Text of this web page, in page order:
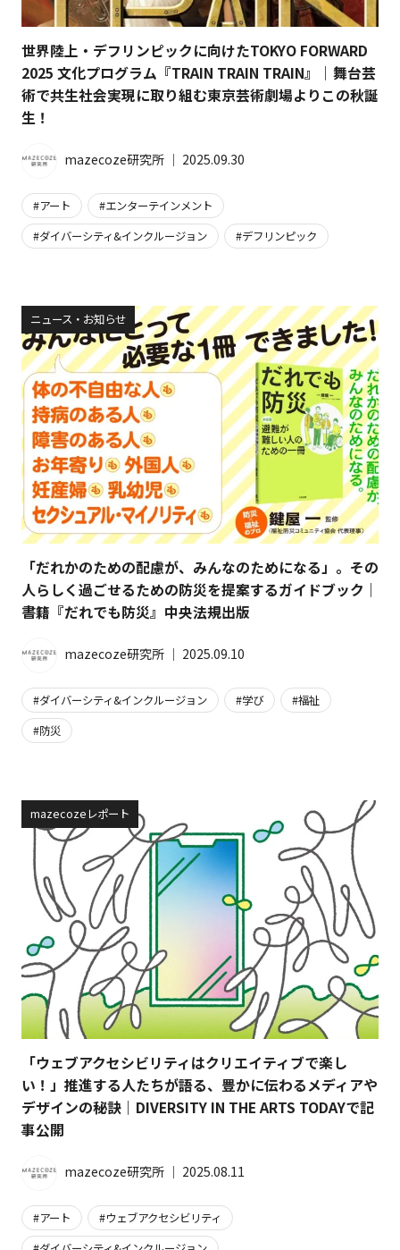
世界陸上・デフリンピックに向けたTOKYO FORWARD
2025 文化プログラム『TRAIN TRAIN TRAIN』｜舞台芸
術で共生社会実現に取り組む東京芸術劇場よりこの秋誕
生！
mazecoze研究所 │ 2025.09.30
アート
エンターテインメント
ダイバーシティ&インクルージョン
デフリンピック
「だれかのための配慮が、みんなのためになる」。その
人らしく過ごせるための防災を提案するガイドブック｜
書籍『だれでも防災』中央法規出版
ニュース・お知らせ
mazecoze研究所 │ 2025.09.10
ダイバーシティ&インクルージョン 学び
福祉
防災
「ウェブアクセシビリティはクリエイティブで楽し
い！」推進する人たちが語る、豊かに伝わるメディアや
デザインの秘訣｜DIVERSITY IN THE ARTS TODAYで記
事公開
mazecozeレポート
mazecoze研究所 │ 2025.08.11
アート
ウェブアクセシビリティ